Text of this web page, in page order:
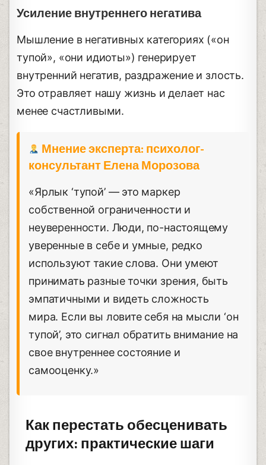
Усиление внутреннего негатива
Мышление в негативных категориях («он
тупой», «они идиоты») генерирует
внутренний негатив, раздражение и злость.
Это отравляет нашу жизнь и делает нас
менее счастливыми.
Мнение эксперта: психолог-
консультант Елена Морозова
«Ярлык ‘тупой’ — это маркер
собственной ограниченности и
неуверенности. Люди, по-настоящему
уверенные в себе и умные, редко
используют такие слова. Они умеют
принимать разные точки зрения, быть
эмпатичными и видеть сложность
мира. Если вы ловите себя на мысли ‘он
тупой’, это сигнал обратить внимание на
свое внутреннее состояние и
самооценку.»
Как перестать обесценивать
других: практические шаги